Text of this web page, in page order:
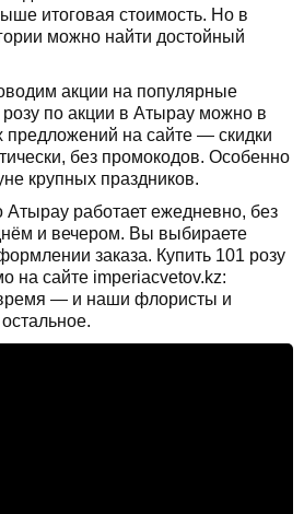
итоговая стоимость. Но в
можно найти достойный
акции на популярные
по акции в Атырау можно в
предложений на сайте — скидки
без промокодов. Особенно
крупных праздников.
Атырау работает ежедневно, без
и вечером. Вы выбираете
заказа. Купить 101 розу
на сайте imperiacvetov.kz:
время — и наши флористы и